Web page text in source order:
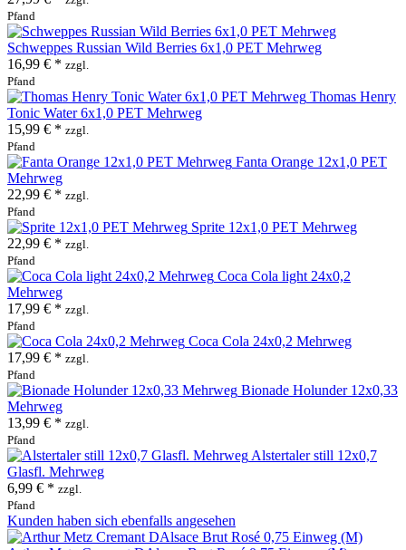
Pfand
Schweppes Russian Wild Berries 6x1,0 PET Mehrweg
16,99 € * zzgl.
Pfand
Thomas Henry
Tonic Water 6x1,0 PET Mehrweg
15,99 € * zzgl.
Pfand
Fanta Orange 12x1,0 PET
Mehrweg
22,99 € * zzgl.
Pfand
Sprite 12x1,0 PET Mehrweg
22,99 € * zzgl.
Pfand
Coca Cola light 24x0,2
Mehrweg
17,99 € * zzgl.
Pfand
Coca Cola 24x0,2 Mehrweg
17,99 € * zzgl.
Pfand
Bionade Holunder 12x0,33
Mehrweg
13,99 € * zzgl.
Pfand
Alstertaler still 12x0,7
Glasfl. Mehrweg
6,99 € * zzgl.
Pfand
Kunden haben sich ebenfalls angesehen